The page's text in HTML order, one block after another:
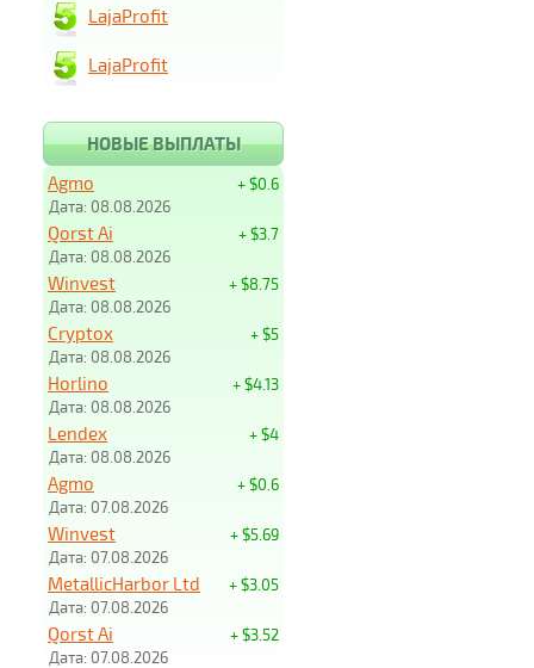
LajaProfit
LajaProfit
НОВЫЕ ВЫПЛАТЫ
+ $0.6
Agmo
Дата: 08.08.2026
+ $3.7
Qorst Ai
Дата: 08.08.2026
+ $8.75
Winvest
Дата: 08.08.2026
+ $5
Cryptox
Дата: 08.08.2026
+ $4.13
Horlino
Дата: 08.08.2026
+ $4
Lendex
Дата: 08.08.2026
+ $0.6
Agmo
Дата: 07.08.2026
+ $5.69
Winvest
Дата: 07.08.2026
+ $3.05
MetallicHarbor Ltd
Дата: 07.08.2026
+ $3.52
Qorst Ai
Дата: 07.08.2026